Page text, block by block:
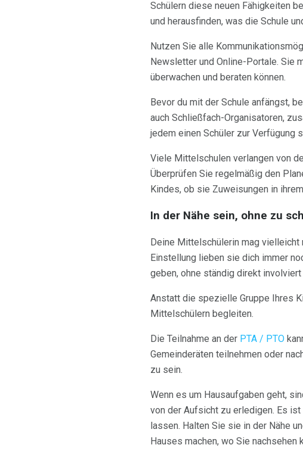
Schülern diese neuen Fähigkeiten
und herausfinden, was die Schule
Nutzen Sie alle
Newsletter und Online-Portale. Sie
überwachen und beraten können.
Bevor du mit der Schule anfängst,
auch Schließfach-Organisatoren,
jedem einen Schüler zur Verfügung
Viele Mittelschulen verlangen von
Überprüfen Sie regelmäßig den
Kindes, ob sie Zuweisungen in
In der Nähe sein, ohne zu
Deine Mittelschülerin mag vielleicht
Einstellung lieben sie dich immer
geben, ohne ständig direkt involviert
Anstatt die spezielle Gruppe Ihres
Mittelschülern begleiten.
Die Teilnahme an der PTA / PTO
Gemeinderäten teilnehmen oder
zu sein.
Wenn es um Hausaufgaben geht,
von der Aufsicht zu erledigen. Es
lassen. Halten Sie sie in der Nähe
Hauses machen, wo Sie nachsehen